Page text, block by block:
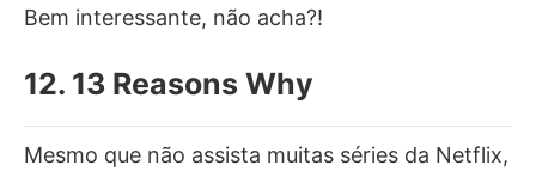
Bem interessante, não acha?!
12. 13 Reasons Why
Mesmo que não assista muitas séries da Netflix,